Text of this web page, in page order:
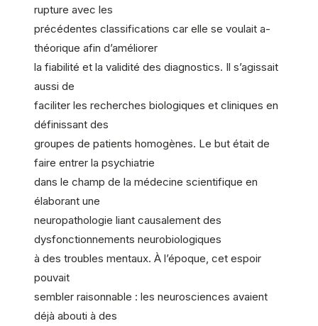
rupture avec les
précédentes classifications car elle se voulait a-
théorique afin d’améliorer
la fiabilité et la validité des diagnostics. Il s’agissait
aussi de
faciliter les recherches biologiques et cliniques en
définissant des
groupes de patients homogènes. Le but était de
faire entrer la psychiatrie
dans le champ de la médecine scientifique en
élaborant une
neuropathologie liant causalement des
dysfonctionnements neurobiologiques
à des troubles mentaux. À l’époque, cet espoir
pouvait
sembler raisonnable : les neurosciences avaient
déjà abouti à des